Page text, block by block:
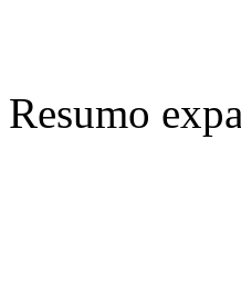
Resumo